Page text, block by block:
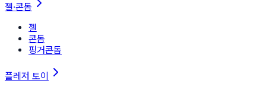
젤·콘돔
젤
콘돔
핑거콘돔
플레저 토이